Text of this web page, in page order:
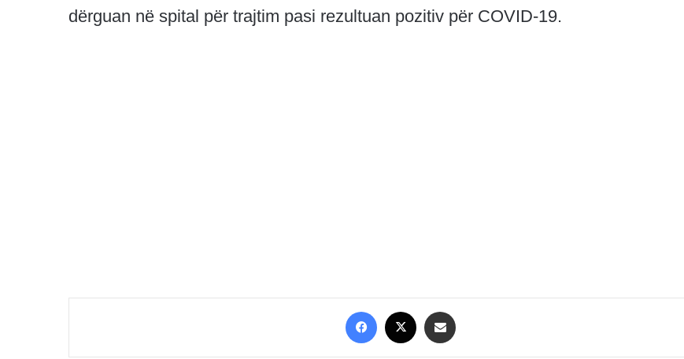
dërguan në spital për trajtim pasi rezultuan pozitiv për COVID-19.
Facebook